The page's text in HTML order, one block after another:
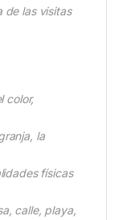
de las visitas
color,
la
físicas
calle, playa,